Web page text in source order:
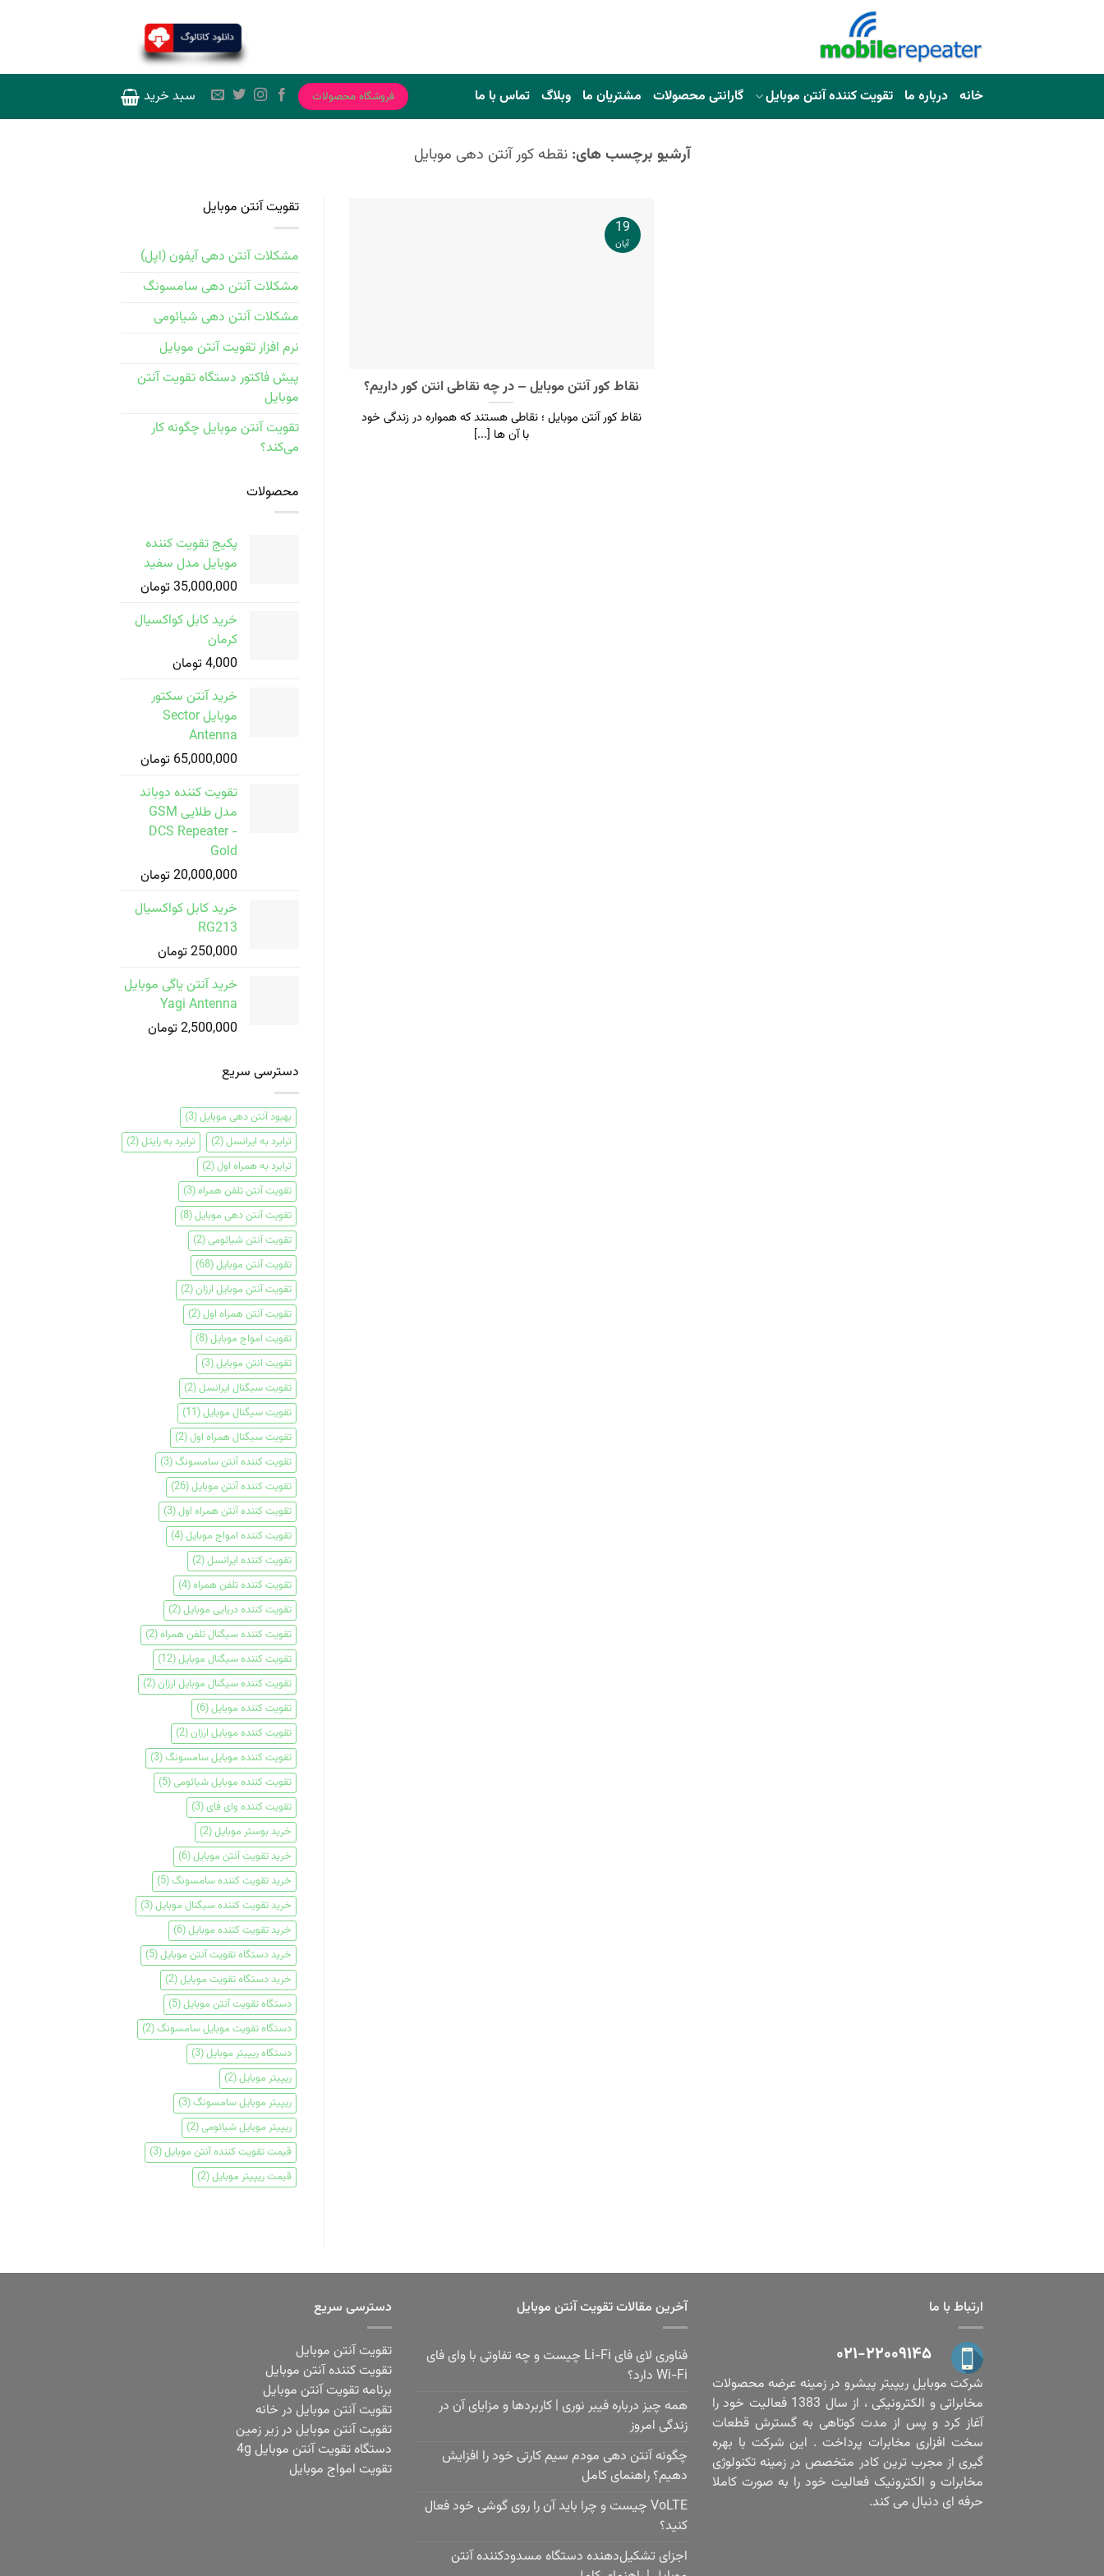
خانه درباره ما تقویت کننده آنتن موبایل گارانتی محصولات مشتریان ما وبلاگ تماس با ما فروشگاه محصولات سبد خرید
آرشیو برچسب های:نقطه کور آنتن دهی موبایل
نقاط کور آنتن موبایل – در چه نقاطی انتن کور داریم؟
نقاط کور آنتن موبایل ؛ نقاطی هستند که همواره در زندگی خود
با آن ها [...]
19
آبان
تقویت آنتن موبایل
مشکلات آنتن دهی آیفون (اپل)
مشکلات آنتن دهی سامسونگ
مشکلات آنتن دهی شیائومی
نرم افزار تقویت آنتن موبایل
پیش فاکتور دستگاه تقویت آنتن
موبایل
تقویت آنتن موبایل چگونه کار
می‌کند؟
محصولات
پکیج تقویت کننده
موبایل مدل سفید
35,000,000 تومان
خرید کابل کواکسیال
کرمان
4,000 تومان
خرید آنتن سکتور
موبایل Sector
Antenna
65,000,000 تومان
تقویت کننده دوباند
مدل طلایی GSM
DCS Repeater -
Gold
20,000,000 تومان
خرید کابل کواکسیال
RG213
250,000 تومان
خرید آنتن یاگی موبایل
Yagi Antenna
2,500,000 تومان
دسترسی سریع
بهبود آنتن دهی موبایل(3)
ترابرد به ایرانسل(2) ترابرد به رایتل(2)
ترابرد به همراه اول(2)
تقویت آنتن تلفن همراه(3)
تقویت آنتن دهی موبایل(8)
تقویت آنتن شیائومی(2)
تقویت آنتن موبایل(68)
تقویت آنتن موبایل ارزان(2)
تقویت آنتن همراه اول(2)
تقویت امواج موبایل(8)
تقویت انتن موبایل(3)
تقویت سیگنال ایرانسل(2)
تقویت سیگنال موبایل(11)
تقویت سیگنال همراه اول(2)
تقویت کننده آنتن سامسونگ(3)
تقویت کننده آنتن موبایل(26)
تقویت کننده آنتن همراه اول(3)
تقویت کننده امواج موبایل(4)
تقویت کننده ایرانسل(2)
تقویت کننده تلفن همراه(4)
تقویت کننده دریایی موبایل(2)
تقویت کننده سیگنال تلفن همراه(2)
تقویت کننده سیگنال موبایل(12)
تقویت کننده سیگنال موبایل ارزان(2)
تقویت کننده موبایل(6)
تقویت کننده موبایل ارزان(2)
تقویت کننده موبایل سامسونگ(3)
تقویت کننده موبایل شیائومی(5)
تقویت کننده وای فای(3)
خرید بوستر موبایل(2)
خرید تقویت آنتن موبایل(6)
خرید تقویت کننده سامسونگ(5)
خرید تقویت کننده سیگنال موبایل(3)
خرید تقویت کننده موبایل(6)
خرید دستگاه تقویت آنتن موبایل(5)
خرید دستگاه تقویت موبایل(2)
دستگاه تقویت آنتن موبایل(5)
دستگاه تقویت موبایل سامسونگ(2)
دستگاه ریپیتر موبایل(3)
ریپیتر موبایل(2)
ریپیتر موبایل سامسونگ(3)
ریپیتر موبایل شیائومی(2)
قیمت تقویت کننده آنتن موبایل(3)
قیمت ریپیتر موبایل(2)
ارتباط با ما
۰۲۱-۲۲۰۰۹۱۴۵
شرکت موبایل ریپیتر پیشرو در زمینه عرضه محصولات
مخابراتی و الکترونیکی ، از سال 1383 فعالیت خود را
آغاز کرد و پس از مدت کوتاهی به گسترش قطعات
سخت افزاری مخابرات پرداخت . این شرکت با بهره
گیری از مجرب ترین کادر متخصص در زمینه تکنولوژی
مخابرات و الکترونیک فعالیت خود را به صورت کاملا
حرفه ای دنبال می کند.
آخرین مقالات تقویت آنتن موبایل
فناوری لای فای Li-Fi چیست و چه تفاوتی با وای فای
Wi-Fi دارد؟
همه چیز درباره فیبر نوری | کاربردها و مزایای آن در
زندگی امروز
چگونه آنتن دهی مودم سیم کارتی خود را افزایش
دهیم؟ راهنمای کامل
VoLTE چیست و چرا باید آن را روی گوشی خود فعال
کنید؟
اجزای تشکیل‌دهنده دستگاه مسدودکننده آنتن
دسترسی سریع
تقویت آنتن موبایل
تقویت کننده آنتن موبایل
برنامه تقویت آنتن موبایل
تقویت آنتن موبایل در خانه
تقویت آنتن موبایل در زیر زمین
دستگاه تقویت آنتن موبایل 4g
تقویت امواج موبایل